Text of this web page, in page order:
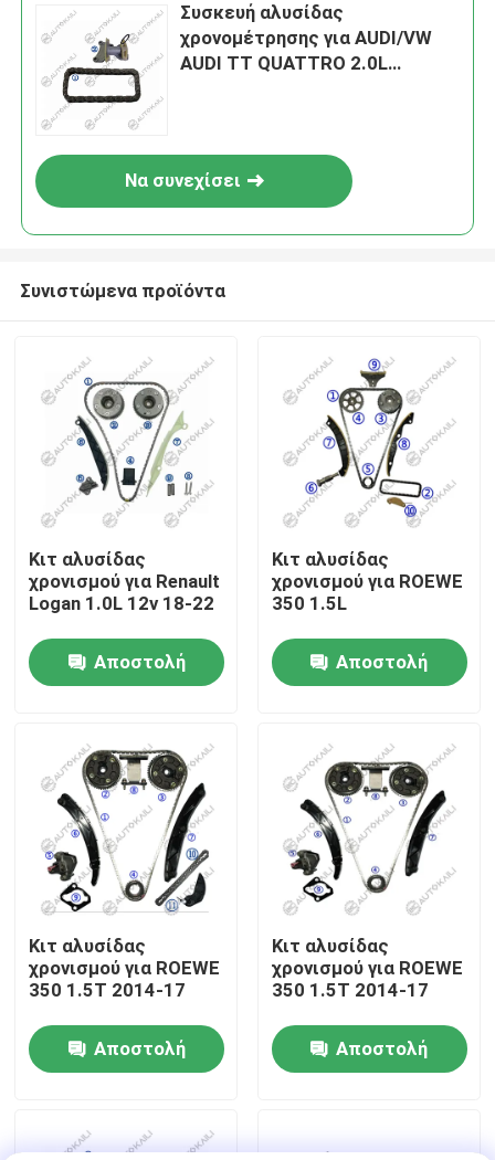
Σπίτι
Προϊόντα
Βίντεο
Επισκεψή εργοστασίου
Έλεγχος ποιότητας
Επικοινωνήστε μαζί μας
Ζητήστε μια προσφορά
Εξάρτηση αλυσίδων συγχρονισμού
Συσκευή αλυσίδας
χρονομέτρησης για AUDI/VW
AUDI TT QUATTRO 2.0L
Να συνεχίσει
Συνιστώμενα προϊόντα
Κιτ αλυσίδας
χρονισμού για Renault
Logan 1.0L 12v 18-22
Αποστολή
Κιτ αλυσίδας
χρονισμού για ROEWE
350 1.5L
Αποστολή
Κιτ αλυσίδας
χρονισμού για ROEWE
350 1.5T 2014-17
Αποστολή
Κιτ αλυσίδας
χρονισμού για ROEWE
350 1.5T 2014-17
Αποστολή